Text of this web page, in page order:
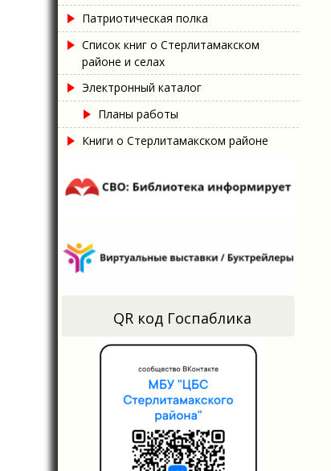
Патриотическая полка
Список книг о Стерлитамакском
районе и селах
Электронный каталог
Планы работы
Книги о Стерлитамакском районе
QR код Госпаблика